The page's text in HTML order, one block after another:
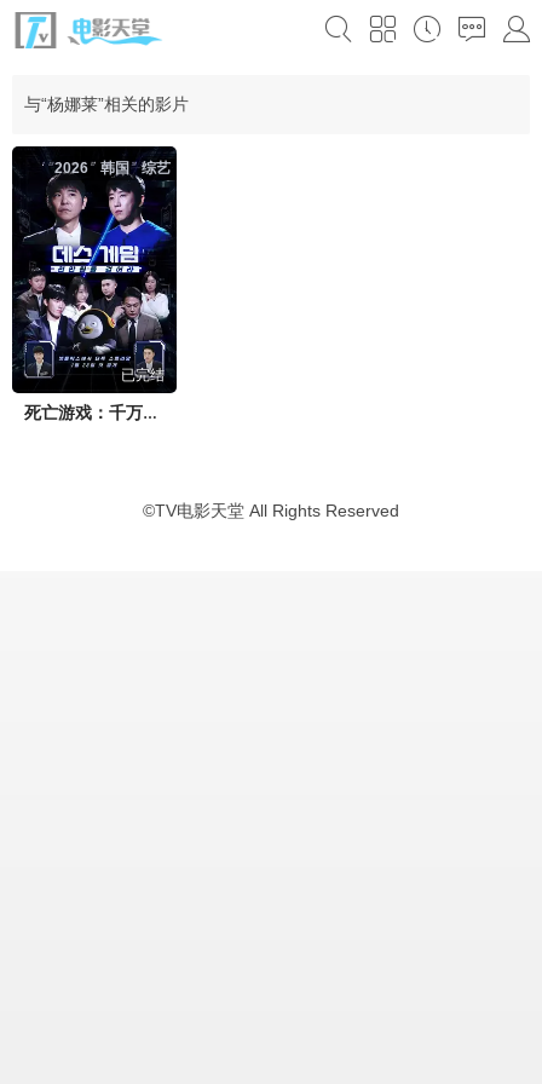
与“杨娜莱”相关的影片
综艺
韩国
2026
已完结
死亡游戏：千万韩元赌起2
©TV电影天堂 All Rights Reserved